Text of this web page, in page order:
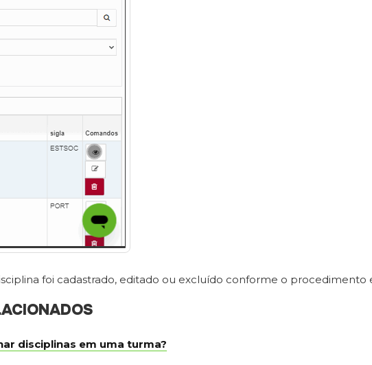
foi cadastrado, editado ou excluído conforme o procedimento
disciplinas em uma turma?